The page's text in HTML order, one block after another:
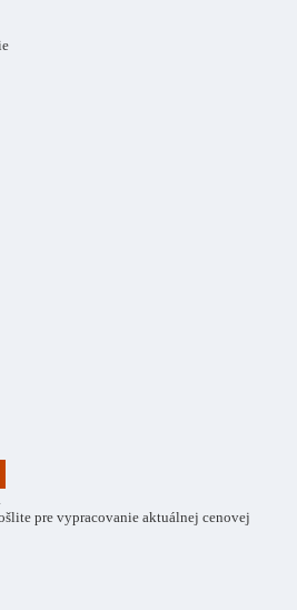
pre vypracovanie aktuálnej cenovej